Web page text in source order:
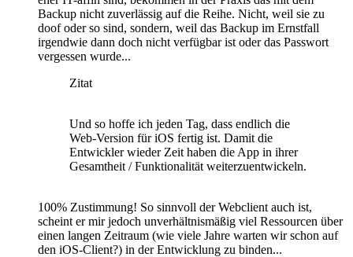
Backup nicht zuverlässig auf die Reihe. Nicht, weil sie zu
doof oder so sind, sondern, weil das Backup im Ernstfall
irgendwie dann doch nicht verfügbar ist oder das Passwort
vergessen wurde...
Zitat
Und so hoffe ich jeden Tag, dass endlich die
Web-Version für iOS fertig ist. Damit die
Entwickler wieder Zeit haben die App in ihrer
Gesamtheit / Funktionalität weiterzuentwickeln.
100% Zustimmung! So sinnvoll der Webclient auch ist,
scheint er mir jedoch unverhältnismäßig viel Ressourcen über
einen langen Zeitraum (wie viele Jahre warten wir schon auf
den iOS-Client?) in der Entwicklung zu binden...